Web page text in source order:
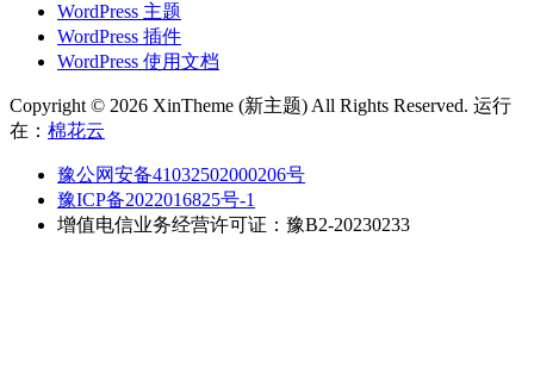
WordPress 主题
WordPress 插件
WordPress 使用文档
Copyright © 2026 XinTheme (新主题) All Rights Reserved. 运行
在： 棉花云
豫公网安备41032502000206号
豫ICP备2022016825号-1
增值电信业务经营许可证：豫B2-20230233